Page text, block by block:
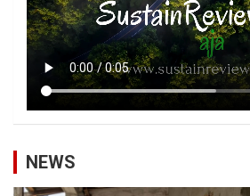
NEWS